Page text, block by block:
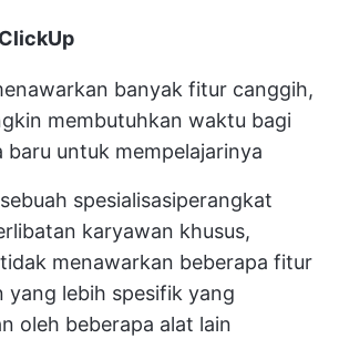
banyak fitur canggih,
membutuhkan waktu bagi
baru untuk mempelajarinya
spesialisasiperangkat
karyawan khusus,
menawarkan beberapa fitur
yang lebih spesifik yang
oleh beberapa alat lain